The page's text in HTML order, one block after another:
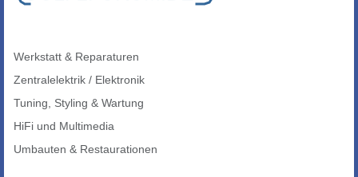
Werkstatt & Reparaturen
Zentralelektrik / Elektronik
Tuning, Styling & Wartung
HiFi und Multimedia
Umbauten & Restaurationen